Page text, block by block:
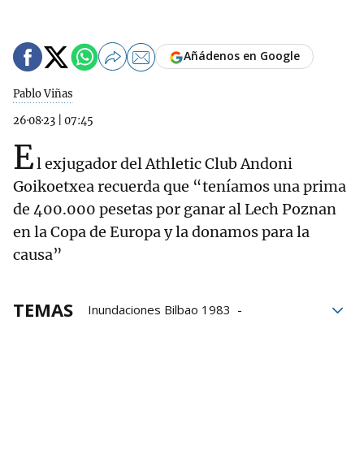
Pablo Viñas
26·08·23
07:45
Añádenos en Google
El exjugador del Athletic Club Andoni
Goikoetxea recuerda que “teníamos una prima
de 400.000 pesetas por ganar al Lech Poznan
en la Copa de Europa y la donamos para la
causa”
TEMAS
Inundaciones Bilbao 1983